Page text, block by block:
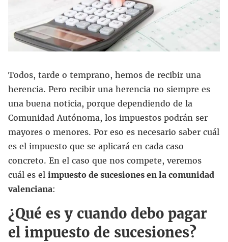
Todos, tarde o temprano, hemos de recibir una
herencia. Pero recibir una herencia no siempre es
una buena noticia, porque dependiendo de la
Comunidad Autónoma, los impuestos podrán ser
mayores o menores. Por eso es necesario saber cuál
es el impuesto que se aplicará en cada caso
concreto. En el caso que nos compete, veremos
cuál es el impuesto de sucesiones en la comunidad
valenciana:
¿Qué es y cuando debo pagar
el impuesto de sucesiones?